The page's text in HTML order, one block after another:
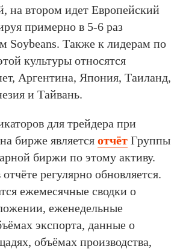
на втором идет Европейский
примерно в 5-6 раз
Soybeans. Также к лидерам по
культуры относятся
Аргентина, Япония, Таиланд,
и Тайвань.
для трейдера при
бирже является отчёт Группы
биржи по этому активу.
регулярно обновляется.
ежемесячные сводки о
еженедельные
экспорта, данные о
объёмах производства,